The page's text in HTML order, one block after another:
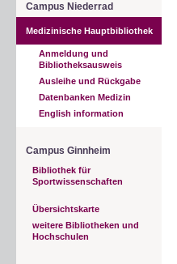
Campus Niederrad
Medizinische Hauptbibliothek
Anmeldung und
Bibliotheksausweis
Ausleihe und Rückgabe
Datenbanken Medizin
English information
Campus Ginnheim
Bibliothek für
Sportwissenschaften
Übersichtskarte
weitere Bibliotheken und
Hochschulen